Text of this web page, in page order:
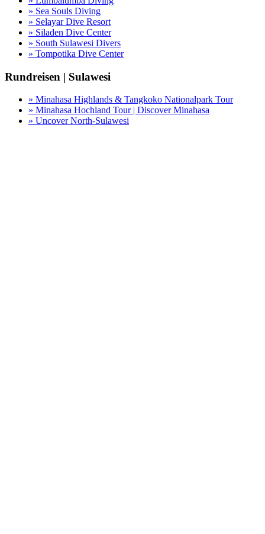
» Sea Souls Diving
» Selayar Dive Resort
» Siladen Dive Center
» South Sulawesi Divers
» Tompotika Dive Center
Rundreisen | Sulawesi
» Minahasa Highlands & Tangkoko Nationalpark Tour
» Minahasa Hochland Tour | Discover Minahasa
» Uncover North-Sulawesi